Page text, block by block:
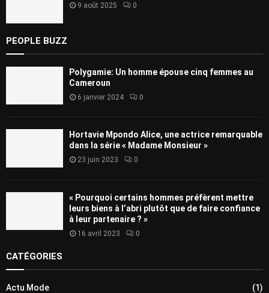
9 août 2025 0
PEOPLE BUZZ
Polygamie: Un homme épouse cinq femmes au
Cameroun
6 janvier 2024 0
Hortavie Mpondo Alice, une actrice remarquable
dans la série « Madame Monsieur »
23 juin 2023 0
« Pourquoi certains hommes préfèrent mettre
leurs biens à l’abri plutôt que de faire confiance
à leur partenaire ? »
16 avril 2023 0
CATÉGORIES
Actu Mode
(1)